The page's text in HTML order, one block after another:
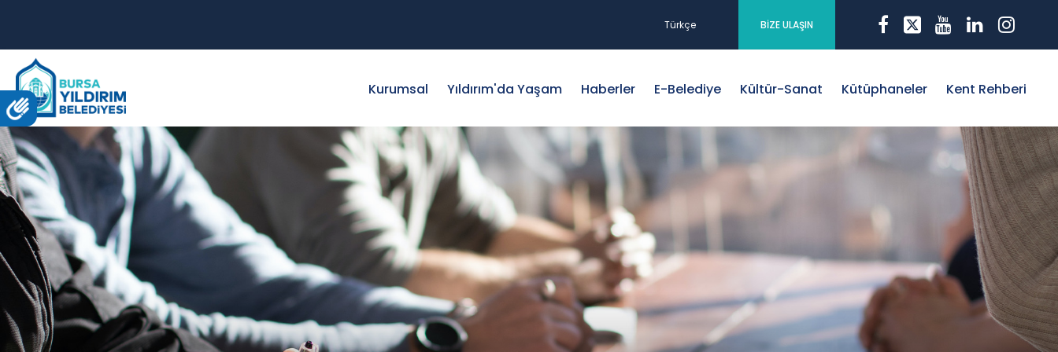
Türkçe BİZE ULAŞIN
Kurumsal Yıldırım'da Yaşam Haberler E-Belediye Kültür-Sanat Kütüphaneler Kent Rehberi